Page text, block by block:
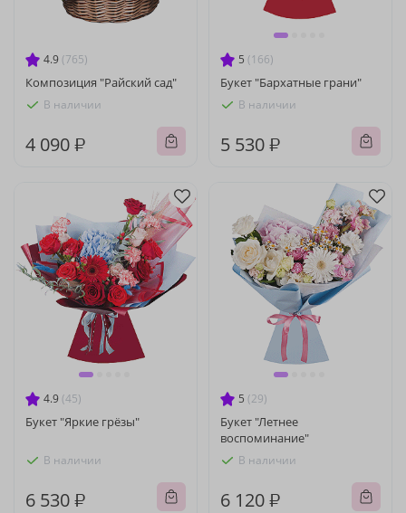
4.9 (765)
Композиция "Райский сад"
В наличии
4 090 ₽
5 (166)
Букет "Бархатные грани"
В наличии
5 530 ₽
4.9 (45)
Букет "Яркие грёзы"
В наличии
6 530 ₽
5 (29)
Букет "Летнее
воспоминание"
В наличии
6 120 ₽